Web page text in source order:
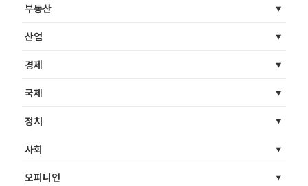
부동산
산업
경제
국제
정치
사회
오피니언